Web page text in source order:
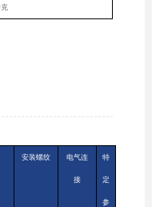
安装螺纹 电气连
接
特
定
参